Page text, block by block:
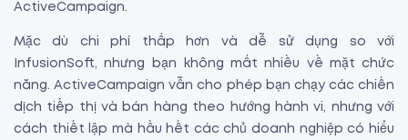
ActiveCampaign.
Mặc dù chi phí thấp hơn và dễ sử dụng so với
InfusionSoft, nhưng bạn không mất nhiều về mặt chức
năng. ActiveCampaign vẫn cho phép bạn chạy các chiến
dịch tiếp thị và bán hàng theo hướng hành vi, nhưng với
cách thiết lập mà hầu hết các chủ doanh nghiệp có hiểu